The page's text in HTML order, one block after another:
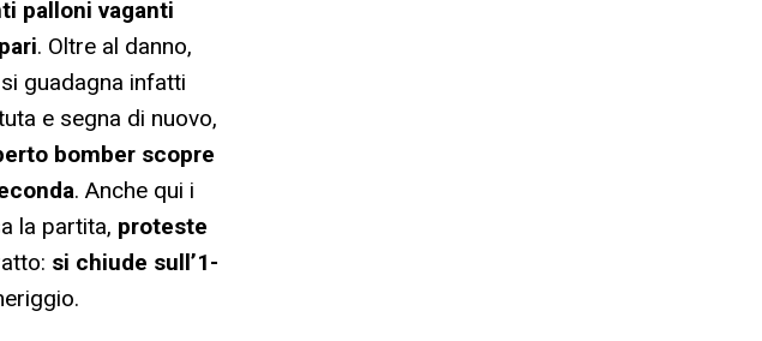
palloni vaganti
. Oltre al danno,
guadagna infatti
e segna di nuovo,
bomber scopre
. Anche qui i
la partita, proteste
si chiude sull’1-